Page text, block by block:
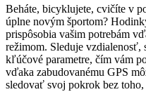
Beháte, bicyklujete, cvičíte v
úplne novým športom?
prispôsobia vašim potrebám
režimom. Sleduje vzdialenosť,
kľúčové parametre, čím vám
vďaka zabudovanému GPS
sledovať svoj pokrok bez